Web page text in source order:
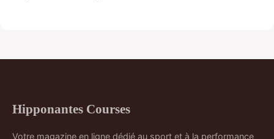
Hipponantes Courses
Votre magazine en ligne dédié au sport et à la performance